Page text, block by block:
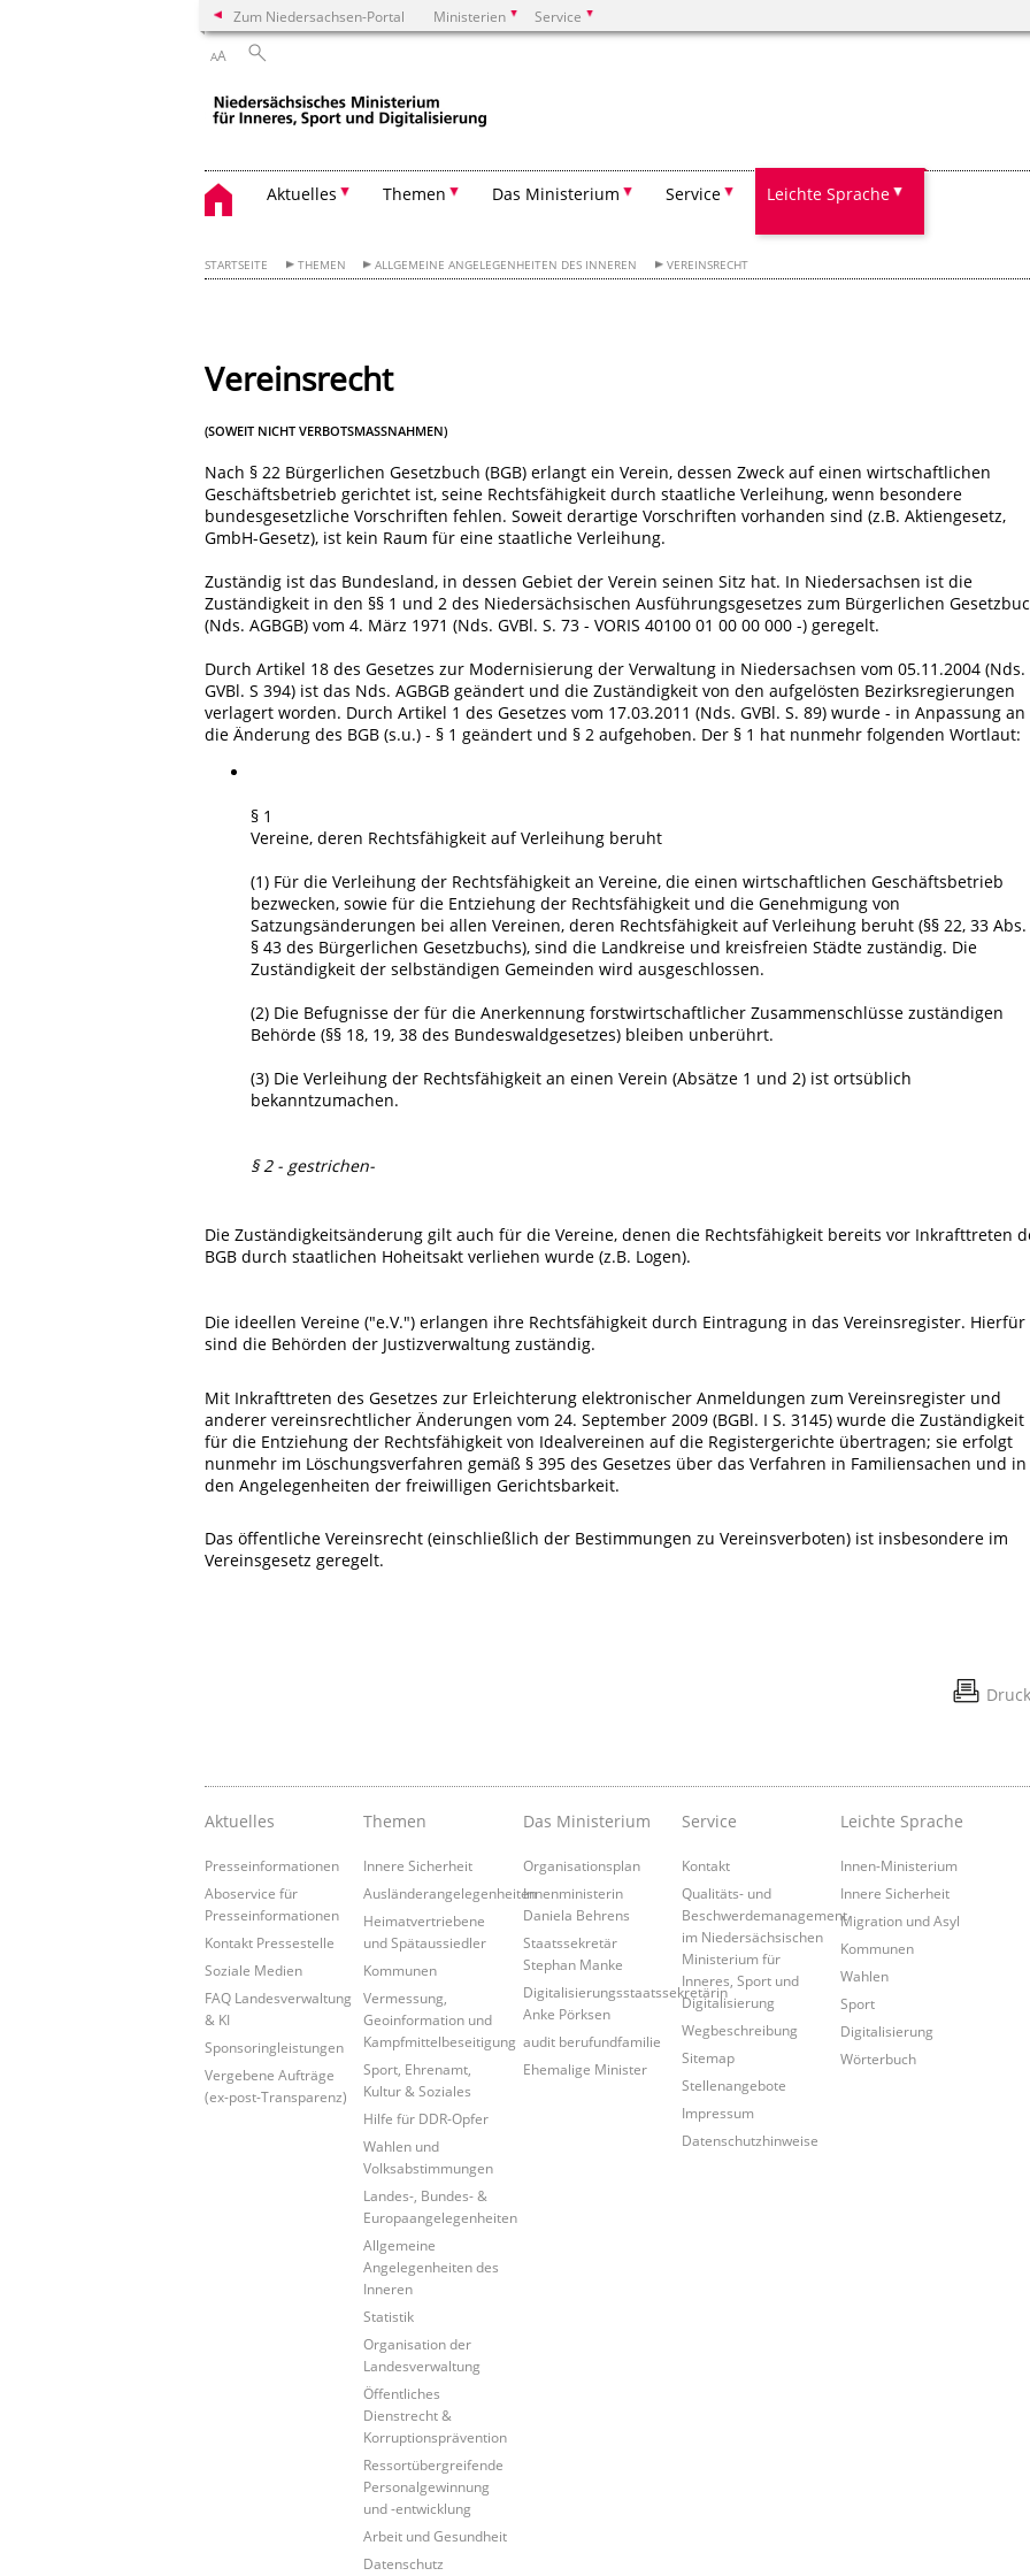
Zum Niedersachsen-Portal Ministerien Service
AA
Aktuelles Themen Das Ministerium Service Leichte Sprache
STARTSEITE THEMEN ALLGEMEINE ANGELEGENHEITEN DES INNEREN VEREINSRECHT
Vereinsrecht
(SOWEIT NICHT VERBOTSMASSNAHMEN)
Nach § 22 Bürgerlichen Gesetzbuch (BGB) erlangt ein Verein, dessen Zweck auf einen wirtschaftlichen
Geschäftsbetrieb gerichtet ist, seine Rechtsfähigkeit durch staatliche Verleihung, wenn besondere
bundesgesetzliche Vorschriften fehlen. Soweit derartige Vorschriften vorhanden sind (z.B. Aktiengesetz,
GmbH-Gesetz), ist kein Raum für eine staatliche Verleihung.
Zuständig ist das Bundesland, in dessen Gebiet der Verein seinen Sitz hat. In Niedersachsen ist die
Zuständigkeit in den §§ 1 und 2 des Niedersächsischen Ausführungsgesetzes zum Bürgerlichen
(Nds. AGBGB) vom 4. März 1971 (Nds. GVBl. S. 73 - VORIS 40100 01 00 00 000 -) geregelt.
Durch Artikel 18 des Gesetzes zur Modernisierung der Verwaltung in Niedersachsen vom 05.11.2004 (Nds.
GVBl. S 394) ist das Nds. AGBGB geändert und die Zuständigkeit von den aufgelösten Bezirksregierungen
verlagert worden. Durch Artikel 1 des Gesetzes vom 17.03.2011 (Nds. GVBl. S. 89) wurde - in Anpassung an
die Änderung des BGB (s.u.) - § 1 geändert und § 2 aufgehoben. Der § 1 hat nunmehr folgenden Wortlaut:
§ 1
Vereine, deren Rechtsfähigkeit auf Verleihung beruht
(1) Für die Verleihung der Rechtsfähigkeit an Vereine, die einen wirtschaftlichen Geschäftsbetrieb
bezwecken, sowie für die Entziehung der Rechtsfähigkeit und die Genehmigung von
Satzungsänderungen bei allen Vereinen, deren Rechtsfähigkeit auf Verleihung beruht (§§ 22, 33 Abs.
§ 43 des Bürgerlichen Gesetzbuchs), sind die Landkreise und kreisfreien Städte zuständig. Die
Zuständigkeit der selbständigen Gemeinden wird ausgeschlossen.
(2) Die Befugnisse der für die Anerkennung forstwirtschaftlicher Zusammenschlüsse zuständigen
Behörde (§§ 18, 19, 38 des Bundeswaldgesetzes) bleiben unberührt.
(3) Die Verleihung der Rechtsfähigkeit an einen Verein (Absätze 1 und 2) ist ortsüblich
bekanntzumachen.
§ 2 - gestrichen-
Die Zuständigkeitsänderung gilt auch für die Vereine, denen die Rechtsfähigkeit bereits vor Inkrafttreten
BGB durch staatlichen Hoheitsakt verliehen wurde (z.B. Logen).
Die ideellen Vereine ("e.V.") erlangen ihre Rechtsfähigkeit durch Eintragung in das Vereinsregister. Hierfür
sind die Behörden der Justizverwaltung zuständig.
Mit Inkrafttreten des Gesetzes zur Erleichterung elektronischer Anmeldungen zum Vereinsregister und
anderer vereinsrechtlicher Änderungen vom 24. September 2009 (BGBl. I S. 3145) wurde die Zuständigkeit
für die Entziehung der Rechtsfähigkeit von Idealvereinen auf die Registergerichte übertragen; sie erfolgt
nunmehr im Löschungsverfahren gemäß § 395 des Gesetzes über das Verfahren in Familiensachen und in
den Angelegenheiten der freiwilligen Gerichtsbarkeit.
Das öffentliche Vereinsrecht (einschließlich der Bestimmungen zu Vereinsverboten) ist insbesondere im
Vereinsgesetz geregelt.
Aktuelles
Presseinformationen
Aboservice für
Presseinformationen
Kontakt Pressestelle
Soziale Medien
FAQ Landesverwaltung
& KI
Sponsoringleistungen
Vergebene Aufträge
(ex-post-Transparenz)
Themen
Innere Sicherheit
Ausländerangelegenheiten
Heimatvertriebene
und Spätaussiedler
Kommunen
Vermessung,
Geoinformation und
Kampfmittelbeseitigung
Sport, Ehrenamt,
Kultur & Soziales
Hilfe für DDR-Opfer
Wahlen und
Volksabstimmungen
Landes-, Bundes- &
Europaangelegenheiten
Allgemeine
Angelegenheiten des
Inneren
Statistik
Organisation der
Landesverwaltung
Öffentliches
Dienstrecht &
Korruptionsprävention
Ressortübergreifende
Personalgewinnung
und -entwicklung
Arbeit und Gesundheit
Datenschutz
Das Ministerium
Organisationsplan
Innenministerin
Daniela Behrens
Staatssekretär
Stephan Manke
Digitalisierungsstaatssekretärin
Anke Pörksen
audit berufundfamilie
Ehemalige Minister
Service
Kontakt
Qualitäts- und
Beschwerdemanagement
im Niedersächsischen
Ministerium für
Inneres, Sport und
Digitalisierung
Wegbeschreibung
Sitemap
Stellenangebote
Impressum
Datenschutzhinweise
Leichte Sprache
Innen-Ministerium
Innere Sicherheit
Migration und Asyl
Kommunen
Wahlen
Sport
Digitalisierung
Wörterbuch